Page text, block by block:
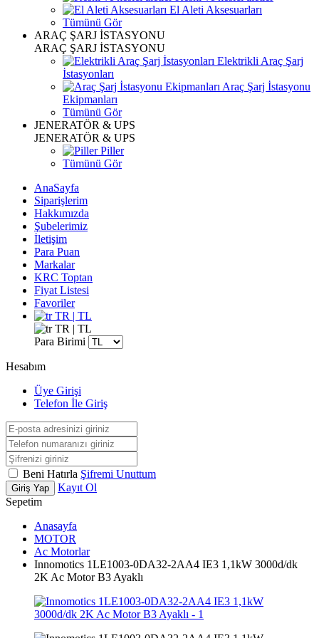
El Aleti Aksesuarları
Tümünü Gör
ARAÇ ŞARJ İSTASYONU
ARAÇ ŞARJ İSTASYONU
Elektrikli Araç Şarj
İstasyonları
Araç Şarj İstasyonu
Ekipmanları
Tümünü Gör
JENERATÖR & UPS
JENERATÖR & UPS
Piller
Tümünü Gör
AnaSayfa
Siparişlerim
Hakkımızda
Şubelerimiz
İletişim
Para Puan
Markalar
KRC Toptan
Fiyat Listesi
Favoriler
TR | TL
TR | TL
Para Birimi
Hesabım
Üye Girişi
Telefon İle Giriş
Beni Hatırla Şifremi Unuttum
Giriş Yap
Kayıt Ol
Sepetim
Anasayfa
MOTOR
Ac Motorlar
Innomotics 1LE1003-0DA32-2AA4 IE3 1,1kW 3000d/dk
2K Ac Motor B3 Ayaklı